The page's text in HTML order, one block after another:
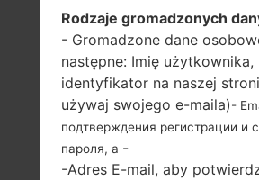
LG E615F
SERII LG
DUAL
Rodzaje gromadzonych
- Gromadzone dane
następne: Imię użytkownika,
identyfikator na naszej
używaj swojego e-maila)-
подтверждения регистрации и
пароля, а -
-Adres E-mail, aby